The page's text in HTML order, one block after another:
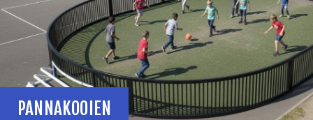
PANNAKOOIEN